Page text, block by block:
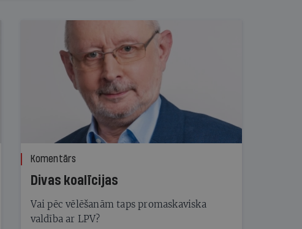
Komentārs
Divas koalīcijas
Vai pēc vēlēšanām taps promaskaviska
valdība ar LPV?